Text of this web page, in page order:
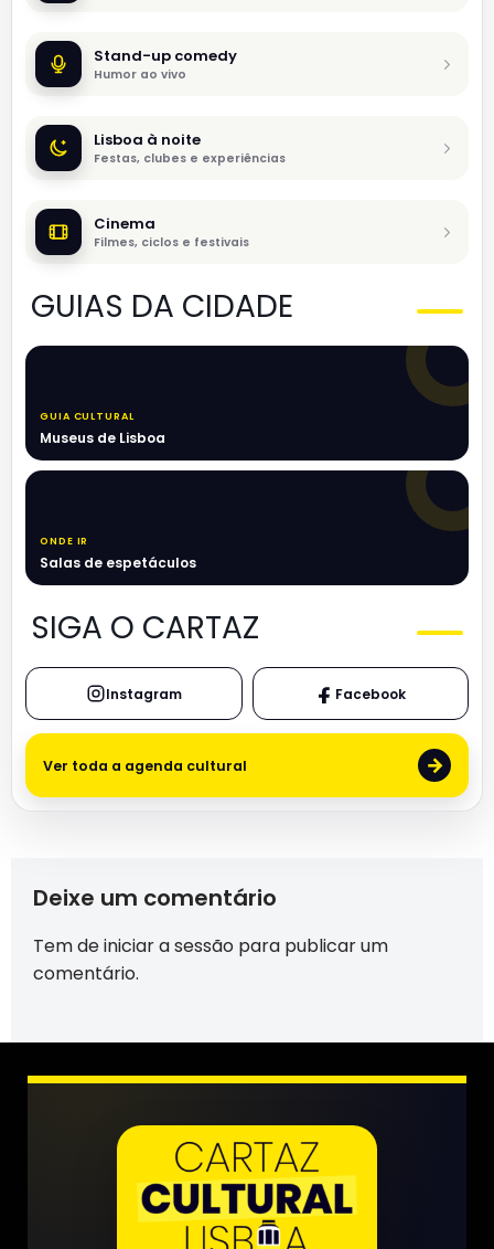
Stand-up comedy
Humor ao vivo
Lisboa à noite
Festas, clubes e experiências
Cinema
Filmes, ciclos e festivais
GUIAS DA CIDADE
GUIA CULTURAL
Museus de Lisboa
ONDE IR
Salas de espetáculos
SIGA O CARTAZ
Instagram Facebook
Ver toda a agenda cultural →
Deixe um comentário
Tem deiniciar a sessão para publicar um
comentário.